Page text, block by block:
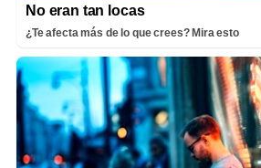
No eran tan locas
¿Te afecta más de lo que crees? Mira esto